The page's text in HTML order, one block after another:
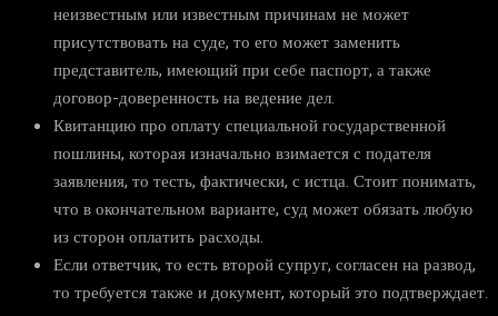
неизвестным или известным причинам не может
присутствовать на суде, то его может заменить
представитель, имеющий при себе паспорт, а также
договор-доверенность на ведение дел.
Квитанцию про оплату специальной государственной
пошлины, которая изначально взимается с подателя
заявления, то тесть, фактически, с истца. Стоит понимать,
что в окончательном варианте, суд может обязать любую
из сторон оплатить расходы.
Если ответчик, то есть второй супруг, согласен на развод,
то требуется также и документ, который это подтверждает.